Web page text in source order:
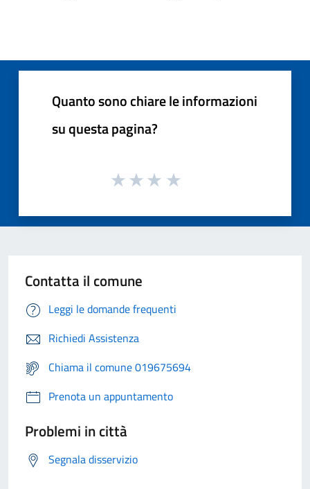
Quanto sono chiare le informazioni
su questa pagina?
Contatta il comune
Leggi le domande frequenti
Richiedi Assistenza
Chiama il comune 019675694
Prenota un appuntamento
Problemi in città
Segnala disservizio